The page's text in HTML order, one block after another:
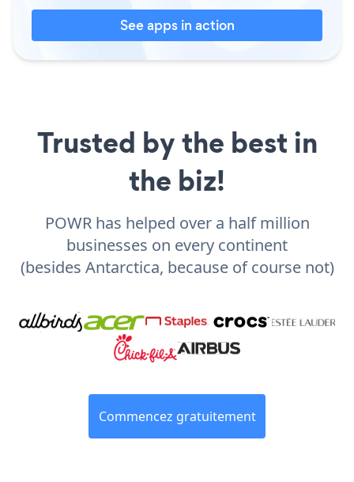
See apps in action
Trusted by the best in
the biz!
POWR has helped over a half million
businesses on every continent
(besides Antarctica, because of course not)
Commencez gratuitement